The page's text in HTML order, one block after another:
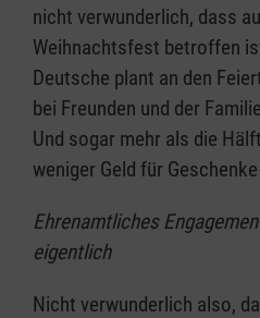
nicht verwunderlich, dass
Weihnachtsfest betroffen
Deutsche plant an den
bei Freunden und der
Und sogar mehr als die
weniger Geld für
Ehrenamtliches
eigentlich
Nicht verwunderlich also,